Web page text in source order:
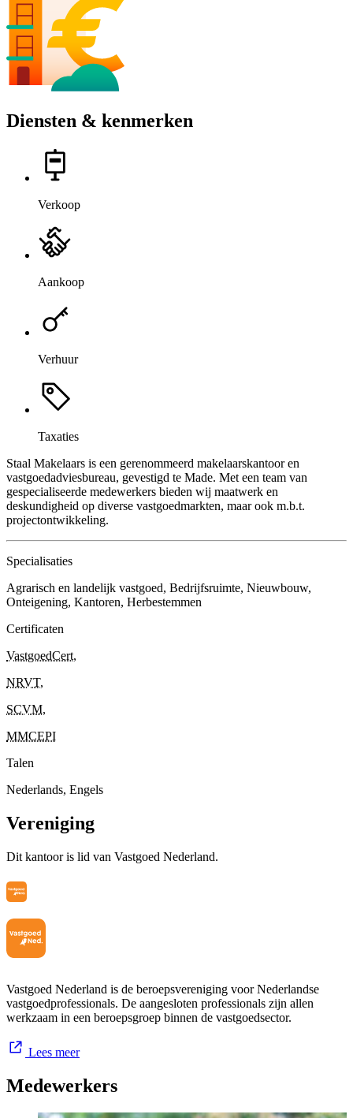
Diensten & kenmerken
Verkoop
Aankoop
Verhuur
Taxaties
Staal Makelaars is een gerenommeerd makelaarskantoor en
vastgoedadviesbureau, gevestigd te Made. Met een team van
gespecialiseerde medewerkers bieden wij maatwerk en
deskundigheid op diverse vastgoedmarkten, maar ook m.b.t.
projectontwikkeling.
Specialisaties
Agrarisch en landelijk vastgoed, Bedrijfsruimte, Nieuwbouw,
Onteigening, Kantoren, Herbestemmen
Certificaten
VastgoedCert,
NRVT,
SCVM,
MMCEPI
Talen
Nederlands, Engels
Vereniging
Dit kantoor is lid van Vastgoed Nederland.
Vastgoed Nederland is de beroepsvereniging voor Nederlandse
vastgoedprofessionals. De aangesloten professionals zijn allen
werkzaam in een beroepsgroep binnen de vastgoedsector.
Lees meer
Medewerkers